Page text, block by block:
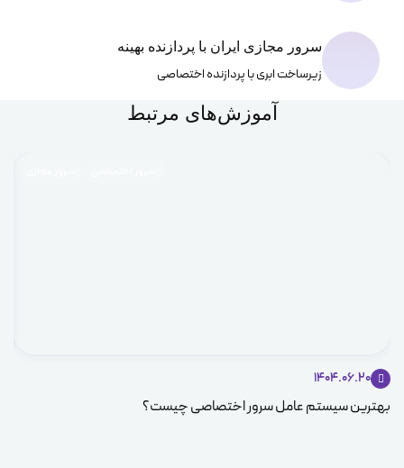
سرور مجازی ایران با پردازنده بهینه
زیرساخت ابری با پردازنده اختصاصی
آموزش‌های مرتبط
1404.06.20
بهترین سیستم عامل سرور اختصاصی چیست؟